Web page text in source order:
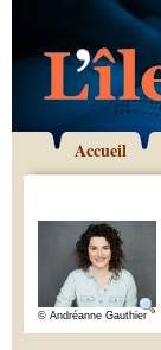
Accueil
© Andréanne Gauthier